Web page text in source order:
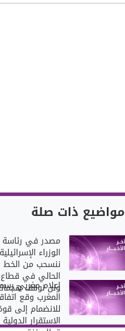
مواضيع ذات صلة
مصدر في رئاسة
الوزراء
ننسحب من الخط
الحالي في
ولن نوقف
إعلام مغربي
المغرب وقع
للانضمام إلى
الاستقرار